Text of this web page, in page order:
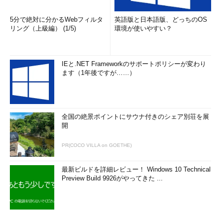
5分で絶対に分かるWebフィルタ
リング（上級編） (1/5)
英語版と日本語版、どっちのOS
環境が使いやすい？
IEと.NET Frameworkのサポートポリシーが変わり
ます（1年後ですが……）
全国の絶景ポイントにサウナ付きのシェア別荘を展
開
PR(COCO VILLA on GOETHE)
最新ビルドを詳細レビュー！ Windows 10 Technical
Preview Build 9926がやってきた ...